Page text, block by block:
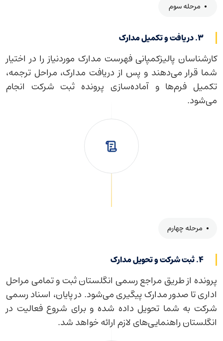
۳. دریافت و تکمیل مدارک
کارشناسان پالیزکمپانی فهرست مدارک موردنیاز را در اختیار
شما قرار می‌دهند و پس از دریافت مدارک، مراحل ترجمه،
تکمیل فرم‌ها و آماده‌سازی پرونده ثبت شرکت انجام
می‌شود.
مرحله سوم
۴. ثبت شرکت و تحویل مدارک
پرونده از طریق مراجع رسمی انگلستان ثبت و تمامی مراحل
اداری تا صدور مدارک پیگیری می‌شود. در پایان، اسناد رسمی
شرکت به شما تحویل داده شده و برای شروع فعالیت در
انگلستان راهنمایی‌های لازم ارائه خواهد شد.
مرحله چهارم